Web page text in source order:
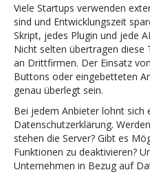
Viele Startups verwenden
sind und Entwicklungszeit
Skript, jedes Plugin und jede
Nicht selten übertragen
an Drittfirmen. Der Einsatz
Buttons oder eingebetteten
genau überlegt sein.
Bei jedem Anbieter lohnt sich
Datenschutzerklärung.
stehen die Server? Gibt es
Funktionen zu deaktivieren?
Unternehmen in Bezug auf